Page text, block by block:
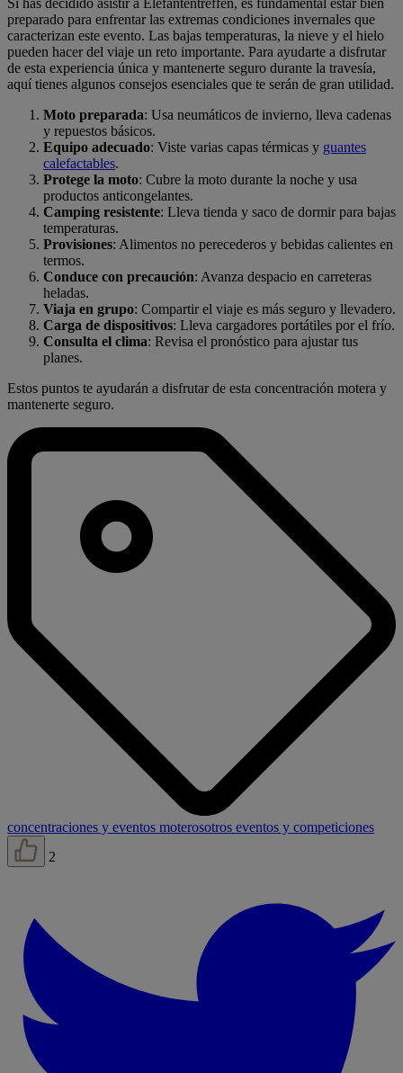
Si has decidido asistir a Elefantentreffen, es fundamental estar bien
preparado para enfrentar las extremas condiciones invernales que
caracterizan este evento. Las bajas temperaturas, la nieve y el hielo
pueden hacer del viaje un reto importante. Para ayudarte a disfrutar
de esta experiencia única y mantenerte seguro durante la travesía,
aquí tienes algunos consejos esenciales que te serán de gran utilidad.
Moto preparada: Usa neumáticos de invierno, lleva cadenas
y repuestos básicos.
Equipo adecuado: Viste varias capas térmicas y guantes
calefactables.
Protege la moto: Cubre la moto durante la noche y usa
productos anticongelantes.
Camping resistente: Lleva tienda y saco de dormir para bajas
temperaturas.
Provisiones: Alimentos no perecederos y bebidas calientes en
termos.
Conduce con precaución: Avanza despacio en carreteras
heladas.
Viaja en grupo: Compartir el viaje es más seguro y llevadero.
Carga de dispositivos: Lleva cargadores portátiles por el frío.
Consulta el clima: Revisa el pronóstico para ajustar tus
planes.
Estos puntos te ayudarán a disfrutar de esta concentración motera y
mantenerte seguro.
concentraciones y eventos moterosotros eventos y competiciones
2